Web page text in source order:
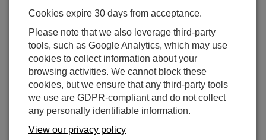
2003 年、Intermountain Environmental 社は、ユタ州エ
ムを設置する契約を結びました。エルシノアは、同州
中央部のリッチフィールドの近くに位置しています。
エルシノアは近くの山の斜面に設置された貯水タンク
を相互接続しています。このプロジェクトは、タンク
の水位に基づいて町内の 3 つのポンプを制御するとい
うものでした。
これを実現するために、1 つのポンプ ハウスのマスタ
Cookies expire 30 days from acceptance.
Please note that we also leverage third-party
tools, such as Google Analytics, which may use
cookies to collect information about your
browsing activities. We cannot block these
cookies, but we ensure that any third-party tools
we use are GDPR-compliant and do not collect
any personally identifiable information.
View our privacy policy